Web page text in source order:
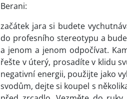
Berani:
začátek jara si budete
do profesního stereotypu a
a jenom a jenom odpočívat.
řešte v úterý, prosadíte v klidu
negativní energii, použijte jako
svodům, dejte si koupel s